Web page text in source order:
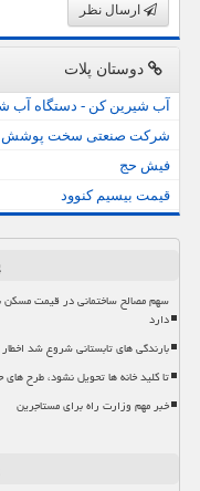
ارسال نظر
دوستان پلات
آب شیرین کن - دستگاه آب
شرکت صنعتی سخت پوشش
فیش حج
قیمت بیسیم کنوود
سهم مصالح ساختمانی در قیمت
دارد
بارندگی های تابستانی شروع شد اخطار
تا کلید خانه ها تحویل نشود، طرح
خبر مهم وزارت راه برای مستاجرین